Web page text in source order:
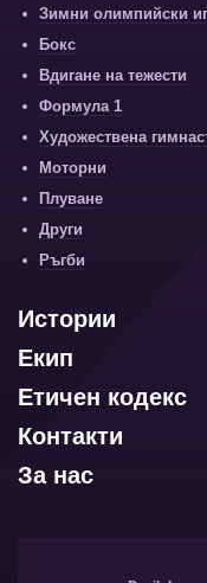
Зимни олимпийски
Бокс
Вдигане на тежести
Формула 1
Художествена
Моторни
Плуване
Други
Ръгби
Истории
Екип
Етичен кодекс
Контакти
За нас